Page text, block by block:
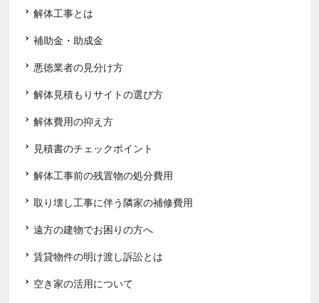
解体工事とは
補助金・助成金
悪徳業者の見分け方
解体見積もりサイトの選び方
解体費用の抑え方
見積書のチェックポイント
解体工事前の残置物の処分費用
取り壊し工事に伴う隣家の補修費用
遠方の建物でお困りの方へ
賃貸物件の明け渡し訴訟とは
空き家の活用について